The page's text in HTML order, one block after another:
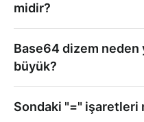
midir?
Base64 dizem neden
büyük?
Sondaki "=" işaretleri